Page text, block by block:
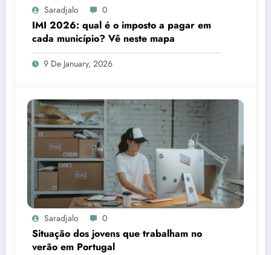
Saradjalo 0
IMI 2026: qual é o imposto a pagar em
cada município? Vê neste mapa
9 De January, 2026
Saradjalo 0
Situação dos jovens que trabalham no
verão em Portugal